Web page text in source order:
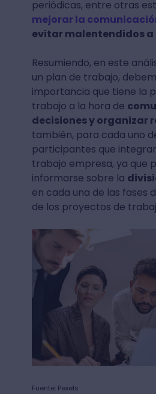
periódicas, entre otras
mejorar la
evitar malentendidos
Resumiendo, en este
un plan de trabajo,
importancia que tiene la
trabajo a la hora de
decisiones y organizar
también, para cada uno
participantes que
trabajo empresa, ya que
informarse sobre la
en cada una de las fases
de los proyectos de
Fuente: Pexels